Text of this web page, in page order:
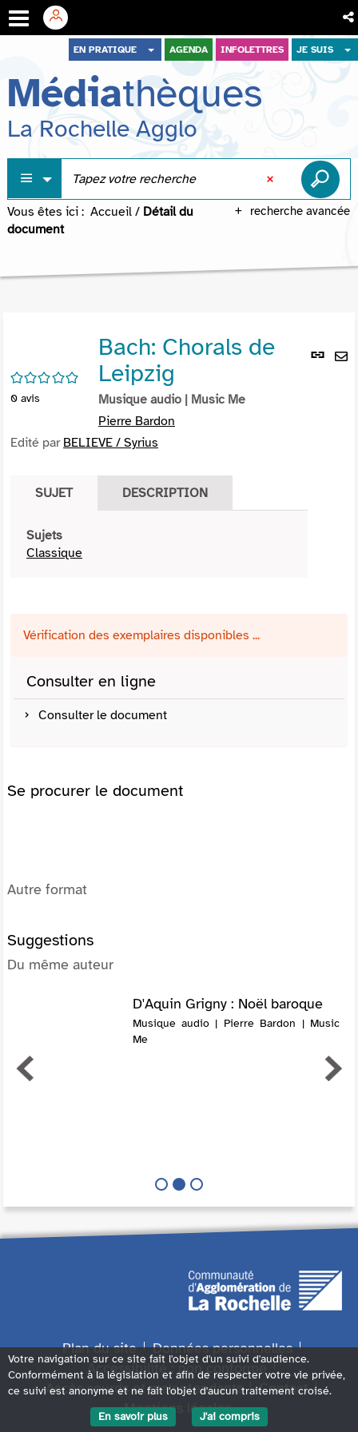
menu
contenu
recherche
EN PRATIQUE AGENDA INFOLETTRES JE SUIS
Médiathèques
La Rochelle Agglo
recherche avancée
Vous êtes ici : Accueil / Détail du
document
Lien
/5
0 avis
Bach: Chorals de
Leipzig
Musique audio | Music Me
Pierre Bardon
Edité par BELIEVE / Syrius
SUJET DESCRIPTION
Sujets
Classique
Vérification des exemplaires disponibles ...
Consulter en ligne
Consulter le document
Se procurer le document
Autre format
Suggestions
Du même auteur
D'Aquin Grigny : Noël baroque
Musique audio | Pierre Bardon | Music
Me
Plan du site
Données personnelles
Accessibilité : non conforme
Accès sourds et malentendants
Contact
Mentions légales
Votre navigation sur ce site fait l'objet d'un suivi d'audience.
Conformément à la législation et afin de respecter votre vie privée,
ce suivi est anonyme et ne fait l'objet d'aucun traitement croisé.
En savoir plus
J'ai compris